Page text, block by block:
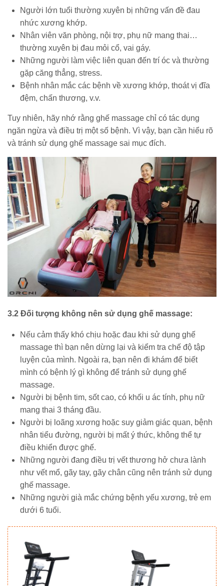
Người lớn tuổi thường xuyên bị những vấn đề đau
nhức xương khớp.
Nhân viên văn phòng, nội trợ, phụ nữ mang thai…
thường xuyên bị đau mỏi cổ, vai gáy.
Những người làm việc liên quan đến trí óc và thường
gặp căng thẳng, stress.
Bệnh nhân mắc các bệnh về xương khớp, thoát vị đĩa
đệm, chấn thương, v.v.
Tuy nhiên, hãy nhớ rằng ghế massage chỉ có tác dụng
ngăn ngừa và điều trị một số bệnh. Vì vậy, bạn cần hiểu rõ
và tránh sử dụng ghế massage sai mục đích.
3.2 Đối tượng không nên sử dụng ghế massage:
Nếu cảm thấy khó chịu hoặc đau khi sử dụng ghế
massage thì bạn nên dừng lại và kiểm tra chế độ tập
luyện của mình. Ngoài ra, bạn nên đi khám để biết
mình có bệnh lý gì không để tránh sử dụng ghế
massage.
Người bị bệnh tim, sốt cao, có khối u ác tính, phụ nữ
mang thai 3 tháng đầu.
Người bị loãng xương hoặc suy giảm giác quan, bệnh
nhân tiểu đường, người bị mất ý thức, không thể tự
điều khiển được ghế.
Những người đang điều trị vết thương hở chưa lành
như vết mổ, gãy tay, gãy chân cũng nên tránh sử dụng
ghế massage.
Những người già mắc chứng bệnh yếu xương, trẻ em
dưới 6 tuổi.